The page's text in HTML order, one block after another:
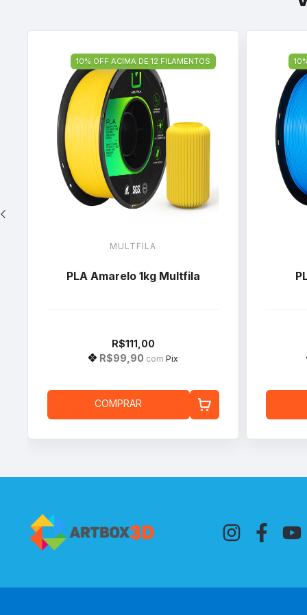
10% OFF ACIMA DE 12 FILAMENTOS
MULTFILA
PLA Amarelo 1kg Multfila
R$111,00
R$99,90 com Pix
COMPRAR